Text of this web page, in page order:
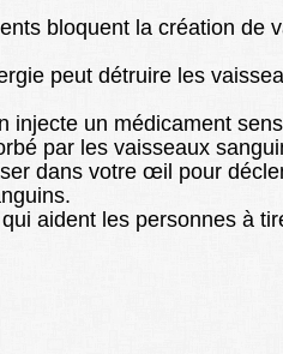
bloquent la création de
peut détruire les
injecte un médicament
par les vaisseaux
dans votre œil pour
aident les personnes à